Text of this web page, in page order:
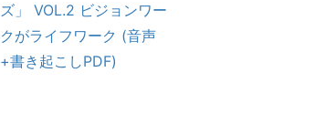
ズ」 VOL.2 ビジョンワー
クがライフワーク (音声
+書き起こしPDF)